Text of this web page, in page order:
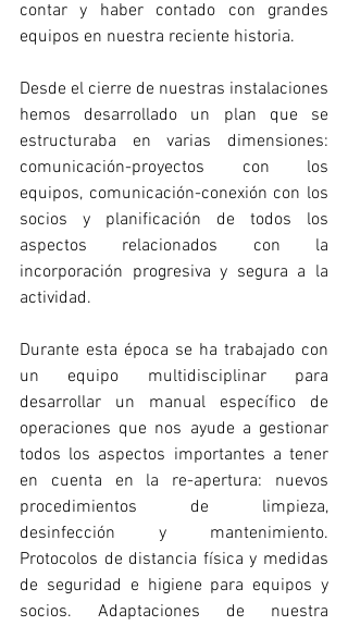
contar y haber contado con grandes
equipos en nuestra reciente historia.
Desde el cierre de nuestras instalaciones
hemos desarrollado un plan que se
estructuraba en varias dimensiones:
comunicación-proyectos con los
equipos, comunicación-conexión con los
socios y planificación de todos los
aspectos relacionados con la
incorporación progresiva y segura a la
actividad.
Durante esta época se ha trabajado con
un equipo multidisciplinar para
desarrollar un manual específico de
operaciones que nos ayude a gestionar
todos los aspectos importantes a tener
en cuenta en la re-apertura: nuevos
procedimientos de limpieza,
desinfección y mantenimiento.
Protocolos de distancia física y medidas
de seguridad e higiene para equipos y
socios. Adaptaciones de nuestra